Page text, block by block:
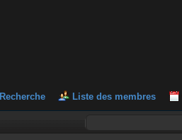
Recherche Liste des membres